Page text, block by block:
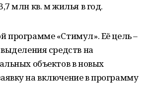
млн кв. м жилья в год.
программе «Стимул». Её цель –
средств на
объектов в новых
на включение в программу